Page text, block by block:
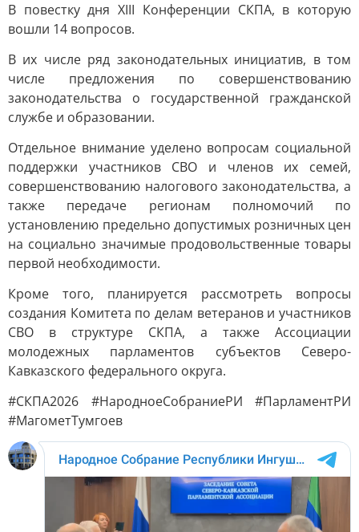
В повестку дня XIII Конференции СКПА, в которую
вошли 14 вопросов.
В их числе ряд законодательных инициатив, в том
числе предложения по совершенствованию
законодательства о государственной гражданской
службе и образовании.
Отдельное внимание уделено вопросам социальной
поддержки участников СВО и членов их семей,
совершенствованию налогового законодательства, а
также передаче регионам полномочий по
установлению предельно допустимых розничных цен
на социально значимые продовольственные товары
первой необходимости.
Кроме того, планируется рассмотреть вопросы
создания Комитета по делам ветеранов и участников
СВО в структуре СКПА, а также Ассоциации
молодежных парламентов субъектов Северо-
Кавказского федерального округа.
#СКПА2026 #НародноеСобраниеРИ #ПарламентРИ
#МагометТумгоев